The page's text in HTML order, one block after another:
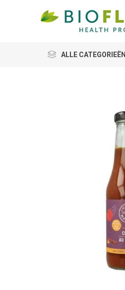
ALLE CATEGORIEËN